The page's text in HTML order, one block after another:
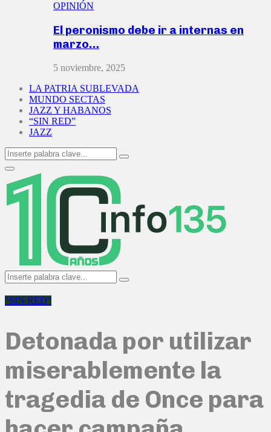
OPINIÓN
El peronismo debe ir a internas en
marzo…
5 noviembre, 2025
LA PATRIA SUBLEVADA
MUNDO SECTAS
JAZZ Y HABANOS
“SIN RED”
JAZZ
Search
for:
Search
Primary
Menu
Search
for:
Search
"SIN RED"
Detonada por utilizar
miserablemente la
tragedia de Once para